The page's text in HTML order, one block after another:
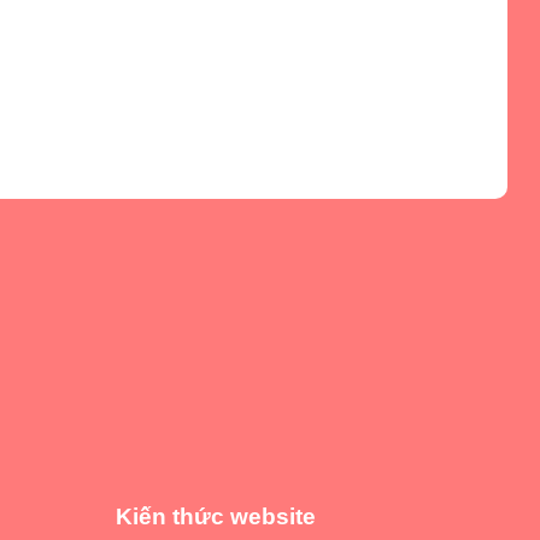
Kiến thức website